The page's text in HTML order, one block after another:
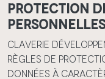
Protection
personnelles
Claverie
règles de
données à